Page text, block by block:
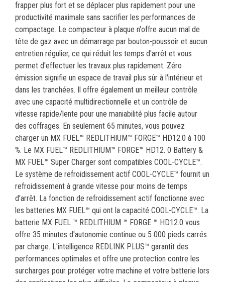
frapper plus fort et se déplacer plus rapidement pour une
productivité maximale sans sacrifier les performances de
compactage. Le compacteur à plaque n'offre aucun mal de
tête de gaz avec un démarrage par bouton-poussoir et aucun
entretien régulier, ce qui réduit les temps d'arrêt et vous
permet d'effectuer les travaux plus rapidement. Zéro
émission signifie un espace de travail plus sûr à l'intérieur et
dans les tranchées. Il offre également un meilleur contrôle
avec une capacité multidirectionnelle et un contrôle de
vitesse rapide/lente pour une maniabilité plus facile autour
des coffrages. En seulement 65 minutes, vous pouvez
charger un MX FUEL™ REDLITHIUM™ FORGE™ HD12.0 à 100
%. Le MX FUEL™ REDLITHIUM™ FORGE™ HD12. 0 Battery &
MX FUEL™ Super Charger sont compatibles COOL-CYCLE™.
Le système de refroidissement actif COOL-CYCLE™ fournit un
refroidissement à grande vitesse pour moins de temps
d'arrêt. La fonction de refroidissement actif fonctionne avec
les batteries MX FUEL™ qui ont la capacité COOL-CYCLE™. La
batterie MX FUEL ™ REDLITHIUM ™ FORGE ™ HD12.0 vous
offre 35 minutes d'autonomie continue ou 5 000 pieds carrés
par charge. L'intelligence REDLINK PLUS™ garantit des
performances optimales et offre une protection contre les
surcharges pour protéger votre machine et votre batterie lors